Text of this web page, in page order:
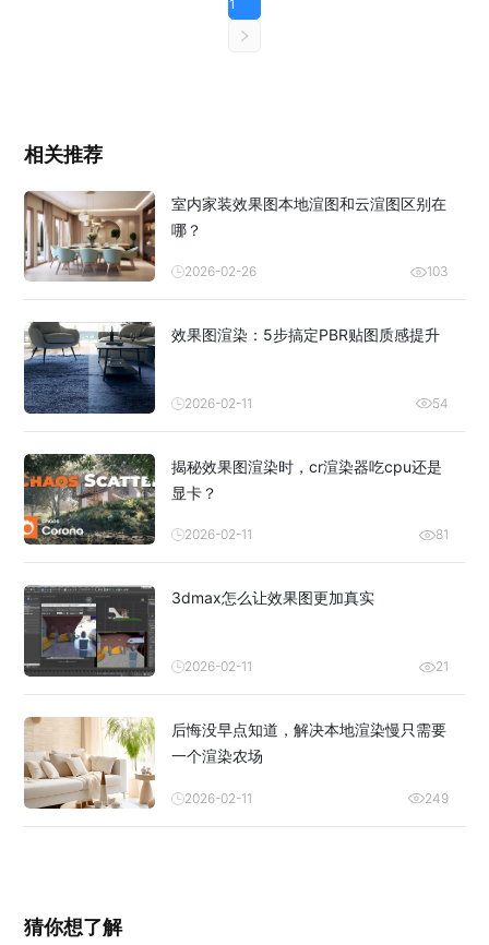
1
相关推荐
室内家装效果图本地渲图和云渲图区别在
哪？
2026-02-26 103
效果图渲染：5步搞定PBR贴图质感提升
2026-02-11 54
揭秘效果图渲染时，cr渲染器吃cpu还是
显卡？
2026-02-11 81
3dmax怎么让效果图更加真实
2026-02-11 21
后悔没早点知道，解决本地渲染慢只需要
一个渲染农场
2026-02-11 249
猜你想了解